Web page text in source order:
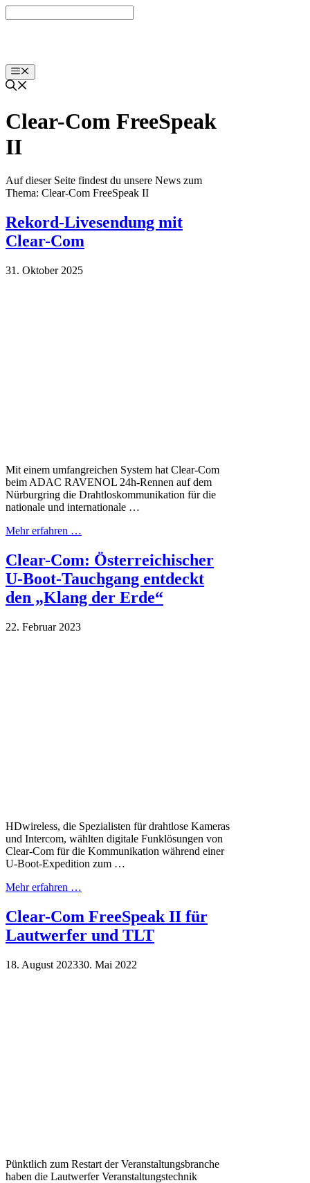
Inhalt
Menü
Clear-Com FreeSpeak
II
Auf dieser Seite findest du unsere News zum
Thema: Clear-Com FreeSpeak II
Rekord-Livesendung mit
Clear-Com
31. Oktober 2025
Mit einem umfangreichen System hat Clear-Com
beim ADAC RAVENOL 24h-Rennen auf dem
Nürburgring die Drahtloskommunikation für die
nationale und internationale …
Mehr erfahren …
Clear-Com: Österreichischer
U-Boot-Tauchgang entdeckt
den „Klang der Erde“
22. Februar 2023
HDwireless, die Spezialisten für drahtlose Kameras
und Intercom, wählten digitale Funklösungen von
Clear-Com für die Kommunikation während einer
U-Boot-Expedition zum …
Mehr erfahren …
Clear-Com FreeSpeak II für
Lautwerfer und TLT
18. August 202330. Mai 2022
Pünktlich zum Restart der Veranstaltungsbranche
haben die Lautwerfer Veranstaltungstechnik